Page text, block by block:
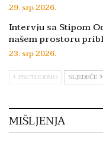
29. srp 2026.
Intervju sa Stipom
našem prostoru
23. srp 2026.
PRETHODNO SLJEDEĆE
MIŠLJENJA